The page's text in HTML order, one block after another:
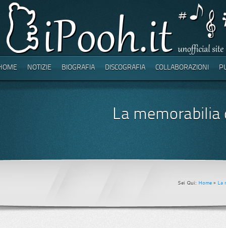
NOTIZIE BIOGRAFIA DISCOGRAFIA COLLABORAZIONI
La memorabilia
Sei Qui: Home» La